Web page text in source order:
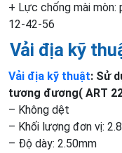
+ Lực chống mài mòn:
12-42-56
Vải địa kỹ
Vải địa kỹ thuật: Sử
tương đương( ART
– Không dệt
– Khối lượng đơn vị:
– Độ dày: 2.50mm